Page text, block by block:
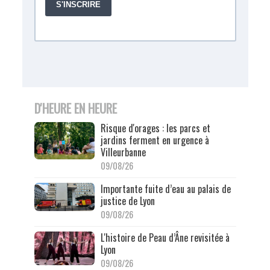
D'HEURE EN HEURE
Risque d'orages : les parcs et
jardins ferment en urgence à
Villeurbanne
09/08/26
Importante fuite d’eau au palais de
justice de Lyon
09/08/26
L'histoire de Peau d’Âne revisitée à
Lyon
09/08/26